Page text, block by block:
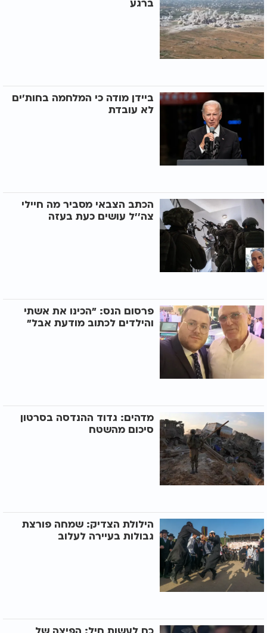
ברגע
ביידן מודה כי המלחמה בחות'ים
לא עובדת
הכתב הצבאי מסביר מה חיילי
צה''ל עושים כעת בעזה
פרסום הנס: "הכינו את אשתי
והילדים לכתוב מודעת אבל"
מדהים: גדוד ההנדסה בסרטון
סיכום מהשטח
הילולת הצדיק: שמחה פורצת
גבולות בעיירה לעלוב